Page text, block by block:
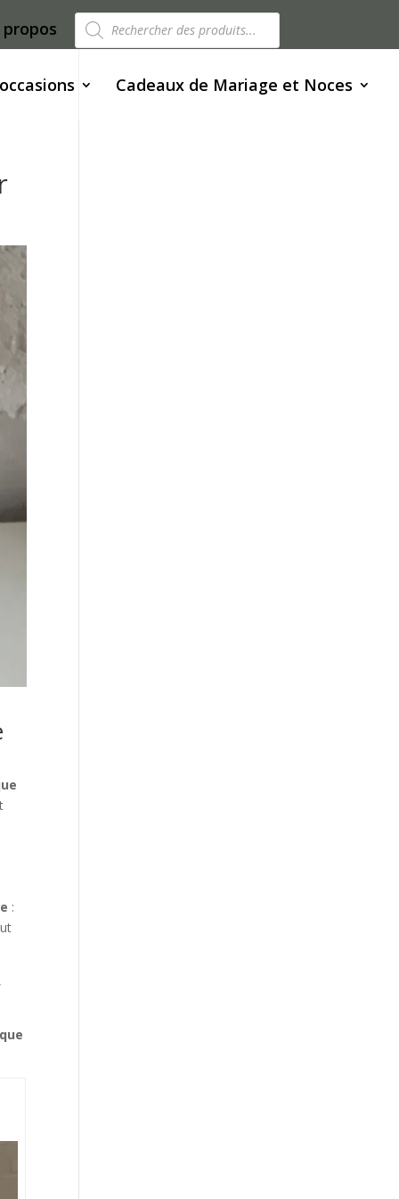
propos Recherche
de
produits
Cadeaux de Mariage et Noces
: